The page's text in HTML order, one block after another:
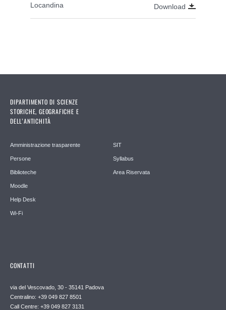
Locandina Download
DIPARTIMENTO DI SCIENZE
STORICHE, GEOGRAFICHE E
DELL’ANTICHITÀ
Amministrazione trasparente
Persone
Biblioteche
Moodle
Help Desk
Wi-Fi
SIT
Syllabus
Area Riservata
CONTATTI
via del Vescovado, 30 - 35141 Padova
Centralino: +39 049 827 8501
Call Centre: +39 049 827 3131